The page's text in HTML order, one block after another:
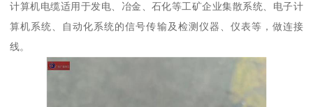
计算机电缆适用于发电、冶金、石化等工矿企业集散系统、电子计
算机系统、自动化系统的信号传输及检测仪器、仪表等，做连接
线。